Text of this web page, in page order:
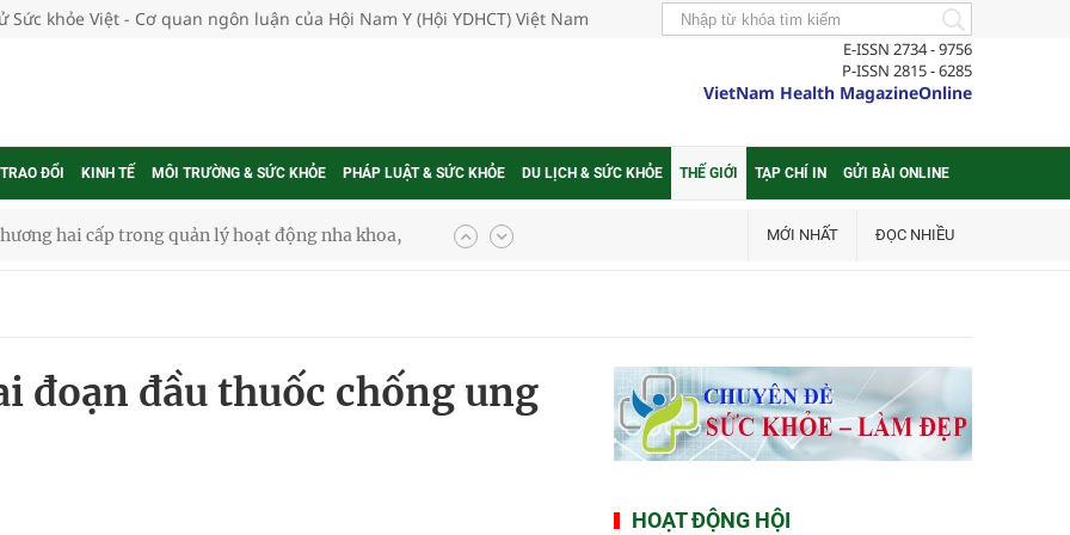
Sức khỏe Việt - Cơ quan ngôn luận của Hội Nam Y (Hội YDHCT) Việt Nam
E-ISSN 2734 - 9756
P-ISSN 2815 - 6285
VietNam Health MagazineOnline
ĐỔI KINH TẾ MÔI TRƯỜNG & SỨC KHỎE PHÁP LUẬT & SỨC KHỎE DU LỊCH & SỨC KHỎE THẾ GIỚI TẠP CHÍ IN GỬI BÀI ONLINE
hai cấp trong quản lý hoạt động nha khoa,
lực cho môi trường và cộng đồng
bảo hiểm y tế nếu không đăng ký khám theo yêu
riêng 2026
cấp cứu, điều trị đột quỵ
MỚI NHẤT ĐỌC NHIỀU
đoạn đầu thuốc chống ung
HOẠT ĐỘNG HỘI